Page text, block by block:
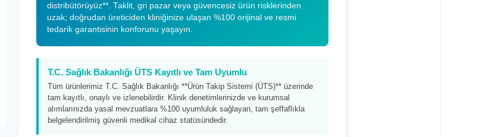
distribütörüyüz**. Taklit, gri pazar veya güvencesiz ürün risklerinden
uzak; doğrudan üreticiden kliniğinize ulaşan %100 orijinal ve resmi
tedarik garantisinin konforunu yaşayın.
T.C. Sağlık Bakanlığı ÜTS Kayıtlı ve Tam Uyumlu
Tüm ürünlerimiz T.C. Sağlık Bakanlığı **Ürün Takip Sistemi (ÜTS)** üzerinde
tam kayıtlı, onaylı ve izlenebilirdir. Klinik denetimlerinizde ve kurumsal
alımlarınızda yasal mevzuatlara %100 uyumluluk sağlayan, tam şeffaflıkla
belgelendirilmiş güvenli medikal cihaz statüsündedir.